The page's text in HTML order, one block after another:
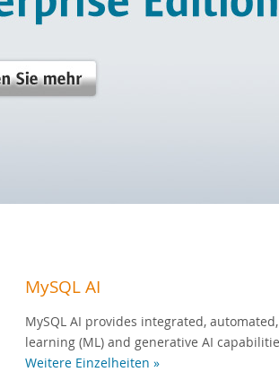
MySQL AI
MySQL AI provides integrated,
learning (ML) and generative AI
Weitere Einzelheiten »